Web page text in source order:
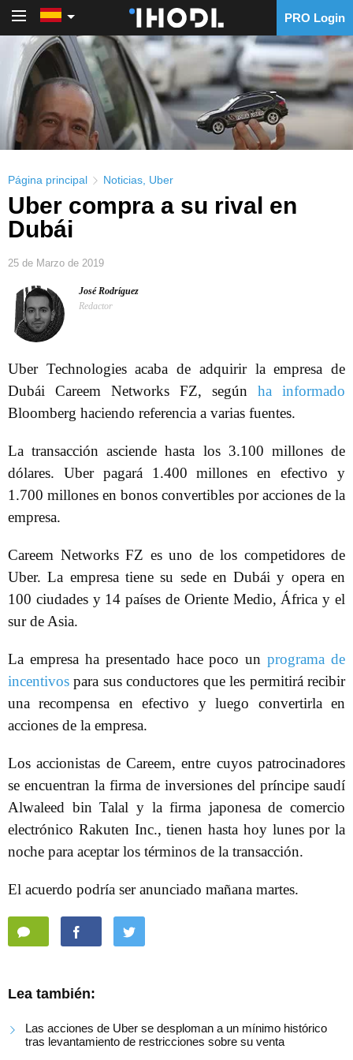
PRO Login
Página principal Noticias Uber
Uber compra a su rival en
Dubái
25 de Marzo de 2019
José Rodríguez
Redactor
Uber Technologies acaba de adquirir la empresa de
Dubái Careem Networks FZ, según ha informado
Bloomberg haciendo referencia a varias fuentes.
La transacción asciende hasta los 3.100 millones de
dólares. Uber pagará 1.400 millones en efectivo y
1.700 millones en bonos convertibles por acciones de la
empresa.
Careem Networks FZ es uno de los competidores de
Uber. La empresa tiene su sede en Dubái y opera en
100 ciudades y 14 países de Oriente Medio, África y el
sur de Asia.
La empresa ha presentado hace poco unprograma de
incentivos para sus conductores que les permitirá recibir
una recompensa en efectivo y luego convertirla en
acciones de la empresa.
Los accionistas de Careem, entre cuyos patrocinadores
se encuentran la firma de inversiones del príncipe saudí
Alwaleed bin Talal y la firma japonesa de comercio
electrónico Rakuten Inc., tienen hasta hoy lunes por la
noche para aceptar los términos de la transacción.
El acuerdo podría ser anunciado mañana martes.
Lea también:
Las acciones de Uber se desploman a un mínimo histórico
tras levantamiento de restricciones sobre su venta